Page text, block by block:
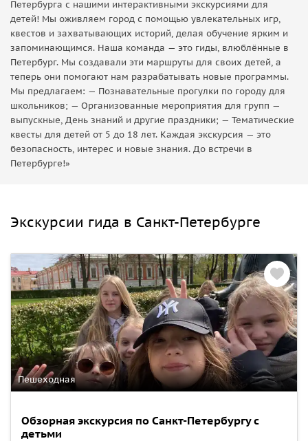
Петербурга с нашими интерактивными экскурсиями для
детей! Мы оживляем город с помощью увлекательных игр,
квестов и захватывающих историй, делая обучение ярким и
запоминающимся. Наша команда — это гиды, влюблённые в
Петербург. Мы создавали эти маршруты для своих детей, а
теперь они помогают нам разрабатывать новые программы.
Мы предлагаем: — Познавательные прогулки по городу для
школьников; — Организованные мероприятия для групп —
выпускные, День знаний и другие праздники; — Тематические
квесты для детей от 5 до 18 лет. Каждая экскурсия — это
безопасность, интерес и новые знания. До встречи в
Петербурге!»
Экскурсии гида в Санкт-Петербурге
Пешеходная
Обзорная экскурсия по Санкт-Петербургу с
детьми